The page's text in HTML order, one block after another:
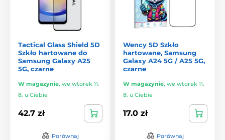
Tactical Glass Shield 5D
Szkło hartowane do
Samsung Galaxy A25
5G, czarne
W magazynie, we wtorek 11.
8. u Ciebie
42.7 zł
Porównaj
Wency 5D Szkło
hartowane, Samsung
Galaxy A24 5G / A25 5G,
czarne
W magazynie, we wtorek 11.
8. u Ciebie
17.0 zł
Porównaj